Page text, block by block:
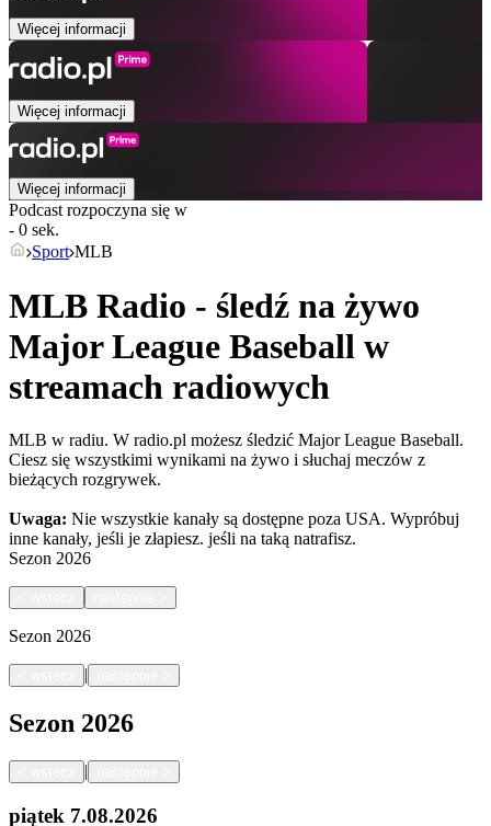
Więcej informacji
Więcej informacji
Więcej informacji
Podcast rozpoczyna się w
- 0 sek.
Sport MLB
MLB Radio - śledź na żywo
Major League Baseball w
streamach radiowych
MLB w radiu. W radio.pl możesz śledzić Major League Baseball.
Ciesz się wszystkimi wynikami na żywo i słuchaj meczów z
bieżących rozgrywek.
Uwaga: Nie wszystkie kanały są dostępne poza USA. Wypróbuj
inne kanały, jeśli je złapiesz. jeśli na taką natrafisz.
Sezon 2026
Sezon 2026
|
Sezon 2026
|
piątek 7.08.2026